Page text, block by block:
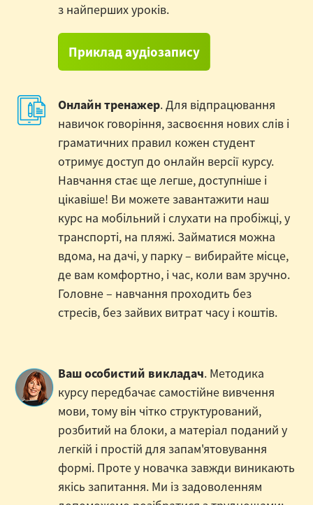
з найперших уроків.
Приклад аудіозапису
Онлайн тренажер. Для відпрацювання
навичок говоріння, засвоєння нових слів і
граматичних правил кожен студент
отримує доступ до онлайн версії курсу.
Навчання стає ще легше, доступніше і
цікавіше! Ви можете завантажити наш
курс на мобільний і слухати на пробіжці, у
транспорті, на пляжі. Займатися можна
вдома, на дачі, у парку – вибирайте місце,
де вам комфортно, і час, коли вам зручно.
Головне – навчання проходить без
стресів, без зайвих витрат часу і коштів.
Ваш особистий викладач. Методика
курсу передбачає самостійне вивчення
мови, тому він чітко структурований,
розбитий на блоки, а матеріал поданий у
легкій і простій для запам'ятовування
формі. Проте у новачка завжди виникають
якісь запитання. Ми із задоволенням